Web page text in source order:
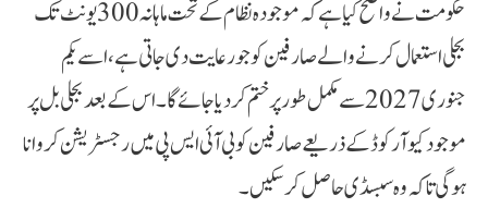
حکومت نے واضح کیا ہے کہ موجودہ نظام کے تحت ماہانہ 300 یونٹ تک
بجلی استعمال کرنے والے صارفین کو جو رعایت دی جاتی ہے، اسے یکم
جنوری 2027 سے مکمل طور پر ختم کردیا جائے گا۔ اس کے بعد بجلی بل پر
موجود کیو آر کوڈ کے ذریعے صارفین کو بی آئی ایس پی میں رجسٹریشن کروانا
ہوگی تاکہ وہ سبسڈی حاصل کرسکیں۔